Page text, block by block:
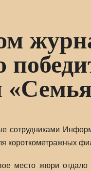
сотрудниками
короткометражных
место жюри